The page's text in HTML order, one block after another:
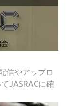
信やアップロ
JASRACに確